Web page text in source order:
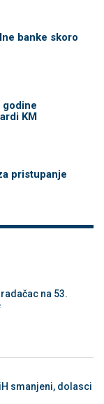
banke skoro
godine
KM
pristupanje
na 53.
smanjeni, dolasci